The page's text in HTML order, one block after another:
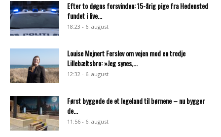
Efter to døgns forsvinden: 15-årig pige fra Hedensted
fundet i live...
18:23 - 6. august
Louise Mejnert Ferslev om vejen mod en tredje
Lillebæltsbro: »Jeg synes,...
12:32 - 6. august
Først byggede de et legeland til børnene – nu bygger
de...
11:56 - 6. august